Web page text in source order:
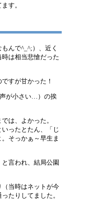
す。
んで^_^;）、近く
は相当悲愴だった
すが甘かった！
声が小さい…）の挨
は、よかった。
ったとたん、「じ
そっかぁ～早生ま
言われ、結局公園
当時はネットが今
たりしてました。